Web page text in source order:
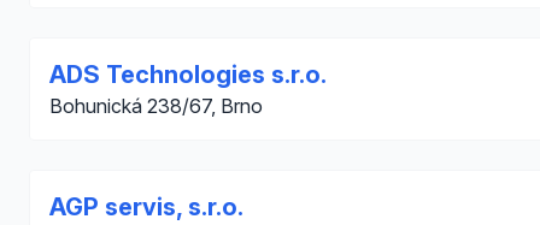
ADS Technologies s.r.o.
Bohunická 238/67, Brno
AGP servis, s.r.o.